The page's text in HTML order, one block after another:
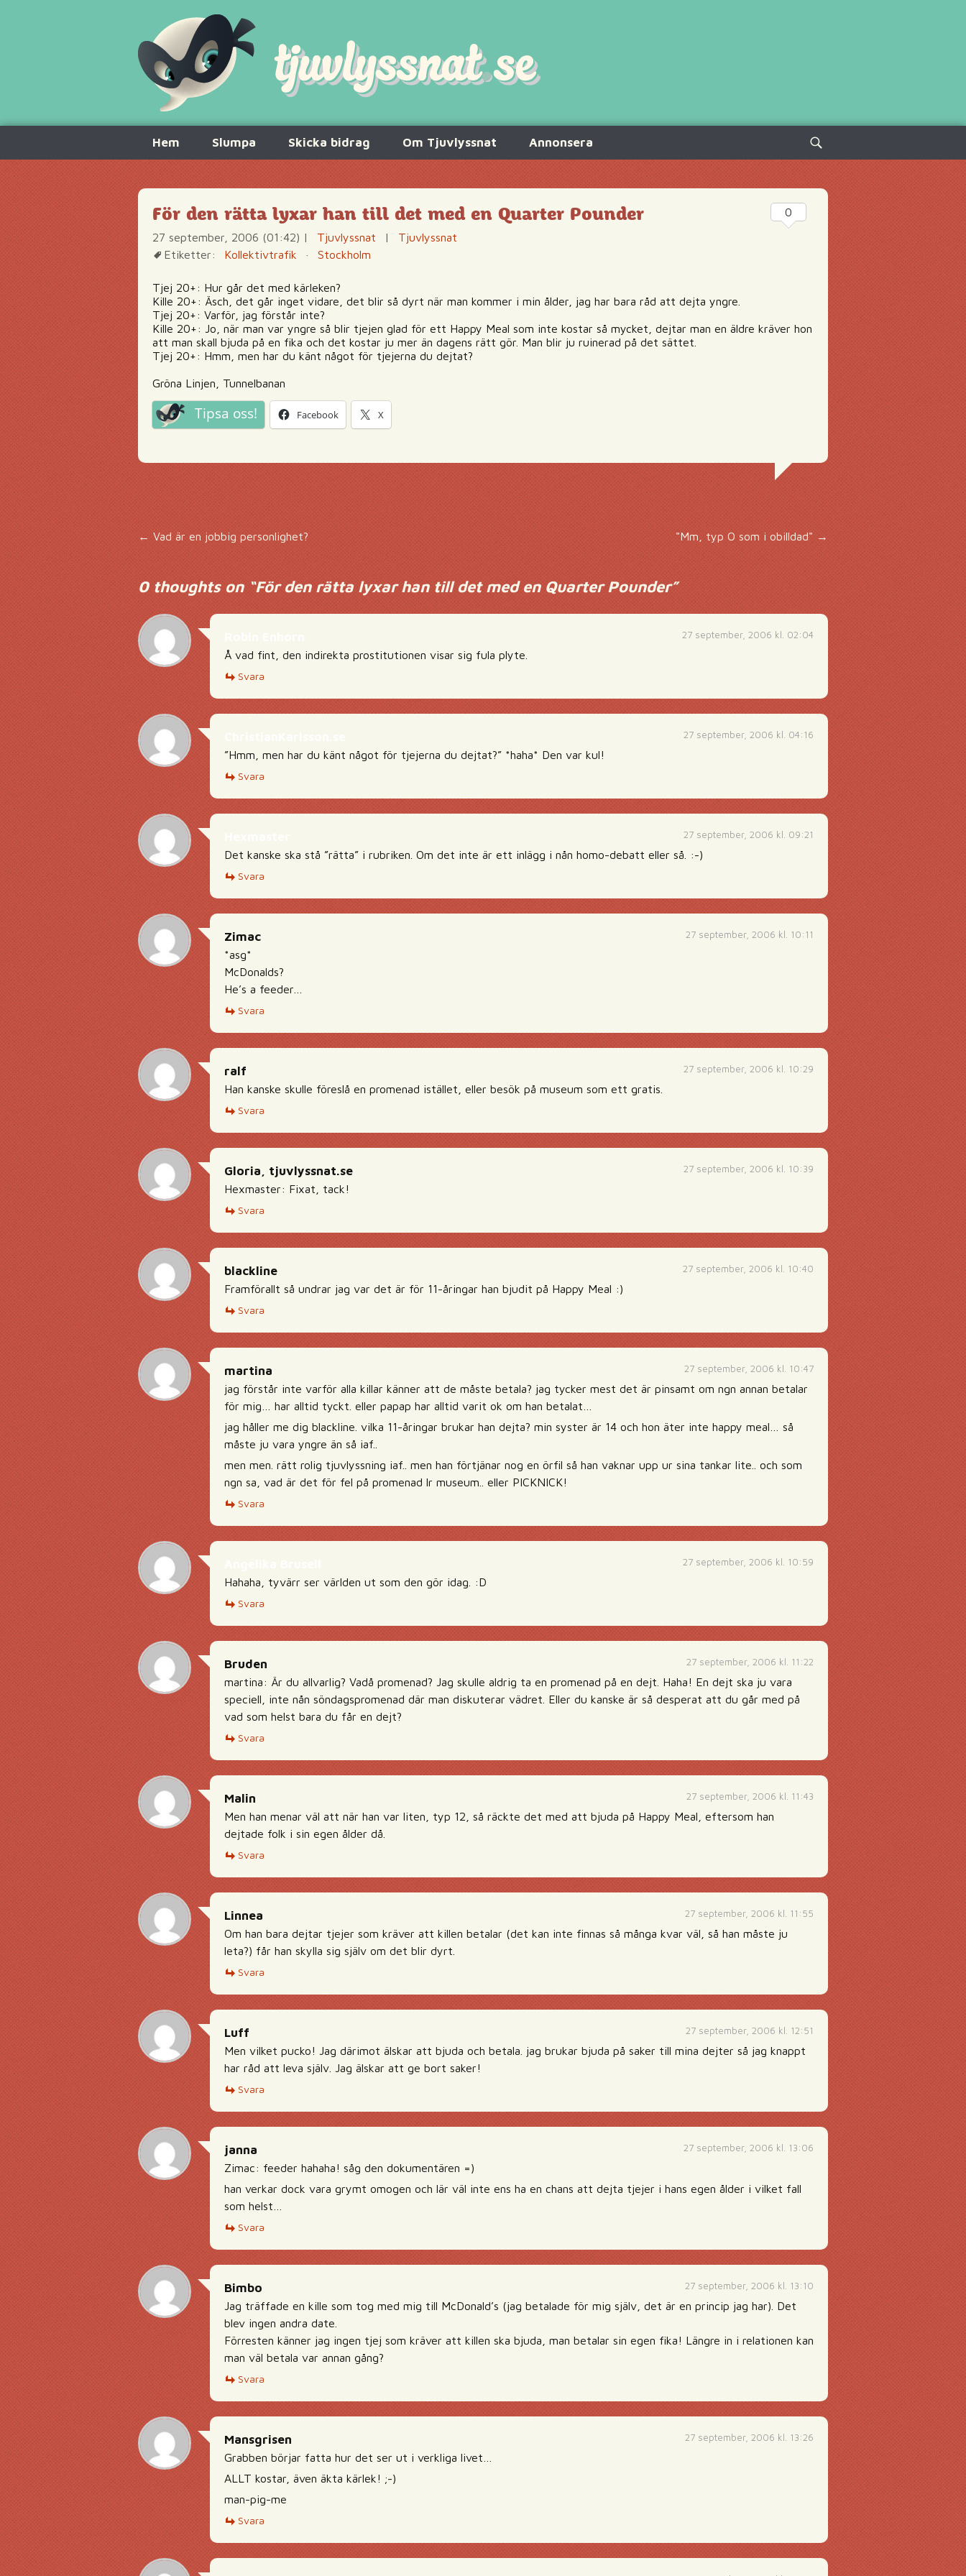
innehåll
Hem Slumpa Skicka bidrag Om Tjuvlyssnat Annonsera
Sök
efter:
För den rätta lyxar han till det med en Quarter Pounder
27 september, 2006 (01:42) | Tjuvlyssnat |
Tjuvlyssnat
Etiketter:
Kollektivtrafik · Stockholm
Tjej 20+: Hur går det med kärleken?
Kille 20+: Äsch, det går inget vidare, det blir så dyrt när man kommer i min ålder, jag har bara råd att dejta yngre.
Tjej 20+: Varför, jag förstår inte?
Kille 20+: Jo, när man var yngre så blir tjejen glad för ett Happy Meal som inte kostar så mycket, dejtar man en äldre kräver hon
att man skall bjuda på en fika och det kostar ju mer än dagens rätt gör. Man blir ju ruinerad på det sättet.
Tjej 20+: Hmm, men har du känt något för tjejerna du dejtat?
Gröna Linjen, Tunnelbanan
Tipsa oss! Facebook X
0
Inläggsnavigering
←Vad är en jobbig personlighet? "Mm, typ O som i obilldad" →
0 thoughts on “För den rätta lyxar han till det med en Quarter Pounder”
27 september, 2006 kl. 02:04
Å vad fint, den indirekta prostitutionen visar sig fula plyte.
Svara
27 september, 2006 kl. 04:16
”Hmm, men har du känt något för tjejerna du dejtat?” *haha* Den var kul!
Svara
27 september, 2006 kl. 09:21
Det kanske ska stå ”rätta” i rubriken. Om det inte är ett inlägg i nån homo-debatt eller så. :-)
Svara
27 september, 2006 kl. 10:11
Zimac
*asg*
McDonalds?
He’s a feeder…
Svara
27 september, 2006 kl. 10:29
ralf
Han kanske skulle föreslå en promenad istället, eller besök på museum som ett gratis.
Svara
27 september, 2006 kl. 10:39
Gloria, tjuvlyssnat.se
Hexmaster: Fixat, tack!
Svara
27 september, 2006 kl. 10:40
blackline
Framförallt så undrar jag var det är för 11-åringar han bjudit på Happy Meal :)
Svara
27 september, 2006 kl. 10:47
martina
jag förstår inte varför alla killar känner att de måste betala? jag tycker mest det är pinsamt om ngn annan betalar
för mig… har alltid tyckt. eller papap har alltid varit ok om han betalat…
jag håller me dig blackline. vilka 11-åringar brukar han dejta? min syster är 14 och hon äter inte happy meal… så
måste ju vara yngre än så iaf..
men men. rätt rolig tjuvlyssning iaf.. men han förtjänar nog en örfil så han vaknar upp ur sina tankar lite.. och som
ngn sa, vad är det för fel på promenad lr museum.. eller PICKNICK!
Svara
27 september, 2006 kl. 10:59
Hahaha, tyvärr ser världen ut som den gör idag. :D
Svara
27 september, 2006 kl. 11:22
Bruden
martina: Är du allvarlig? Vadå promenad? Jag skulle aldrig ta en promenad på en dejt. Haha! En dejt ska ju vara
speciell, inte nån söndagspromenad där man diskuterar vädret. Eller du kanske är så desperat att du går med på
vad som helst bara du får en dejt?
Svara
27 september, 2006 kl. 11:43
Malin
Men han menar väl att när han var liten, typ 12, så räckte det med att bjuda på Happy Meal, eftersom han
dejtade folk i sin egen ålder då.
Svara
27 september, 2006 kl. 11:55
Linnea
Om han bara dejtar tjejer som kräver att killen betalar (det kan inte finnas så många kvar väl, så han måste ju
leta?) får han skylla sig själv om det blir dyrt.
Svara
27 september, 2006 kl. 12:51
Luff
Men vilket pucko! Jag därimot älskar att bjuda och betala. jag brukar bjuda på saker till mina dejter så jag knappt
har råd att leva själv. Jag älskar att ge bort saker!
Svara
27 september, 2006 kl. 13:06
janna
Zimac: feeder hahaha! såg den dokumentären =)
han verkar dock vara grymt omogen och lär väl inte ens ha en chans att dejta tjejer i hans egen ålder i vilket fall
som helst…
Svara
27 september, 2006 kl. 13:10
Bimbo
Jag träffade en kille som tog med mig till McDonald’s (jag betalade för mig själv, det är en princip jag har). Det
blev ingen andra date.
Förresten känner jag ingen tjej som kräver att killen ska bjuda, man betalar sin egen fika! Längre in i relationen kan
man väl betala var annan gång?
Svara
27 september, 2006 kl. 13:26
Mansgrisen
Grabben börjar fatta hur det ser ut i verkliga livet…
ALLT kostar, även äkta kärlek! ;-)
man-pig-me
Svara